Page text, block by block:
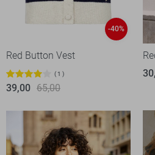
-40%
Red Button Vest
1
39,00 65,00